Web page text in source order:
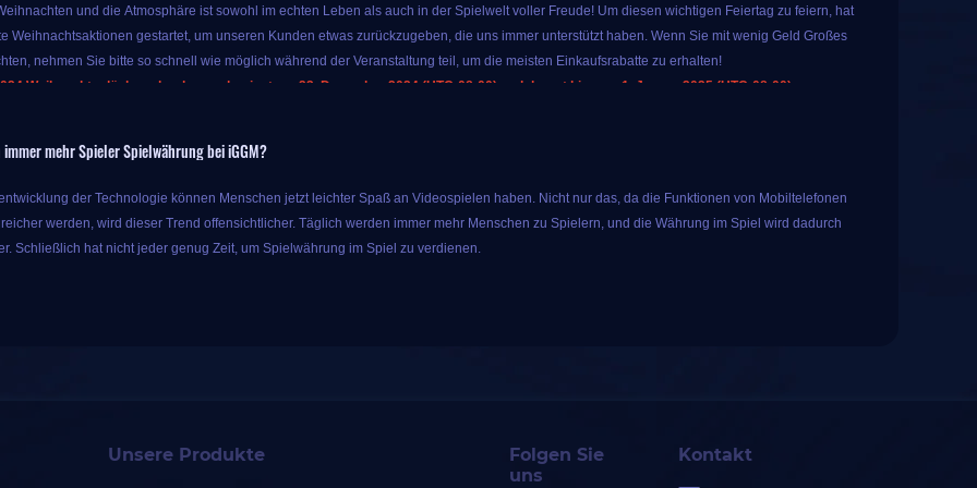
und die Atmosphäre ist sowohl im echten Leben als auch in der Spielwelt voller Freude! Um diesen wichtigen Feiertag zu feiern, hat
Weihnachtsaktionen gestartet, um unseren Kunden etwas zurückzugeben, die uns immer unterstützt haben. Wenn Sie mit wenig Geld Großes
nehmen Sie bitte so schnell wie möglich während der Veranstaltung teil, um die meisten Einkaufsrabatte zu erhalten!
Weihnachtsglücksradverlosung beginnt am 23. Dezember 2024 (UTC-08:00) und dauert bis zum 1. Januar 2025 (UTC-08:00).
Sie mit nur dem ursprünglichen Geld mehr Spielprodukte erhalten können, also warum nicht?
mehr Spieler Spielwährung bei iGGM?
der Technologie können Menschen jetzt leichter Spaß an Videospielen haben. Nicht nur das, da die Funktionen von Mobiltelefonen
werden, wird dieser Trend offensichtlicher. Täglich werden immer mehr Menschen zu Spielern, und die Währung im Spiel wird dadurch
Schließlich hat nicht jeder genug Zeit, um Spielwährung im Spiel zu verdienen.
Unsere Produkte
Folgen Sie
uns
Kontakt